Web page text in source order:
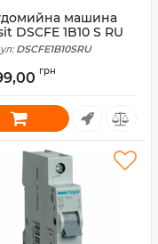
машина
DSCFE 1B10 S RU
DSCFE1B10SRU
грн